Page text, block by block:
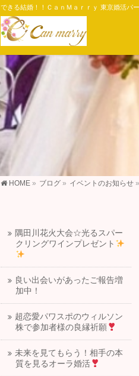
できる結婚！！ＣａｎＭａｒｒｙ 東京婚活パ
HOME » ブログ » イベントのお知らせ »
隅田川花火大会☆光るスパー
クリングワインプレゼント
良い出会いがあったご報告増
加中！
超恋愛パワスポのウィルソン
株で参加者様の良縁祈願
未来を見てもらう！相手の本
質を見るオーラ婚活